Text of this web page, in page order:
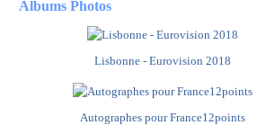
Albums Photos
Lisbonne - Eurovision 2018
Autographes pour France12points